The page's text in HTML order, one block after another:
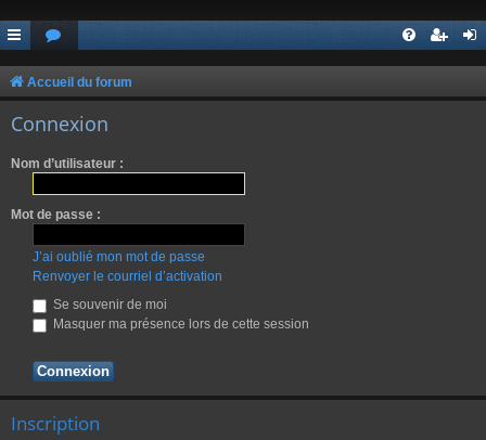
Accueil du forum
Connexion
Nom d’utilisateur :
Mot de passe :
J’ai oublié mon mot de passe
Renvoyer le courriel d’activation
Se souvenir de moi
Masquer ma présence lors de cette session
Inscription